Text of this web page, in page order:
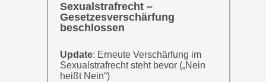
Sexualstrafrecht –
Gesetzesverschärfung
beschlossen
Update: Erneute Verschärfung im
Sexualstrafrecht steht bevor („Nein
heißt Nein“)